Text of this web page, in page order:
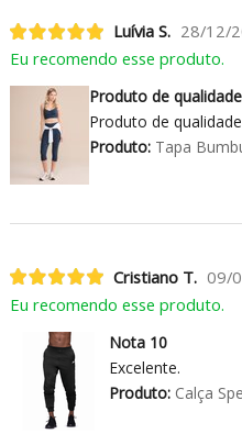
Luívia S. 28/12/
Eu recomendo esse produto.
Produto de
Produto de
Produto:Tapa
Cristiano T. 09/
Eu recomendo esse produto.
Nota 10
Excelente.
Produto:Calça